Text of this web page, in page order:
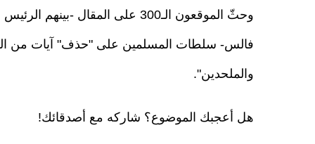
وحثّ الموقعون الـ300 على
فالس- سلطات المسلمين على "حذف" آيات من
والملحدين".
هل أعجبك الموضوع؟ شاركه مع أصدقائك!